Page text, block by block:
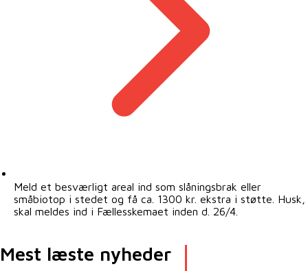
Meld et besværligt areal ind som slåningsbrak eller
småbiotop i stedet og få ca. 1300 kr. ekstra i støtte. Husk,
skal meldes ind i Fællesskemaet inden d. 26/4.
Mest læste nyheder